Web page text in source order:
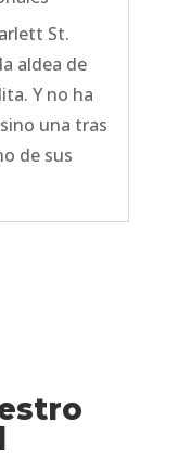
St.
aldea de
Y no ha
una tras
de sus